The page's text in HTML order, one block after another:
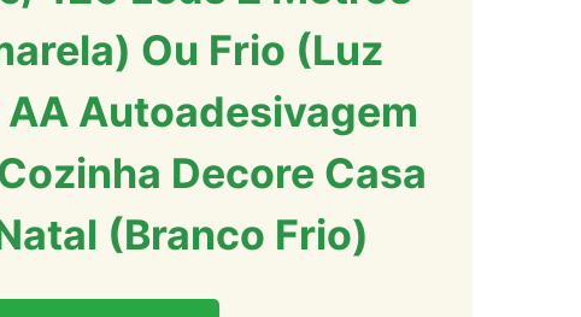
Ou Frio (Luz
Autoadesivagem
Decore Casa
(Branco Frio)